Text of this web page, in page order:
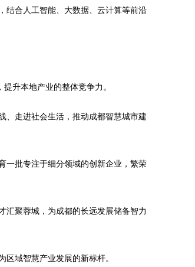
结合人工智能、大数据、云计算等前沿
升本地产业的整体竞争力。
、走进社会生活，推动成都智慧城市建
一批专注于细分领域的创新企业，繁荣
汇聚蓉城，为成都的长远发展储备智力
域智慧产业发展的新标杆。